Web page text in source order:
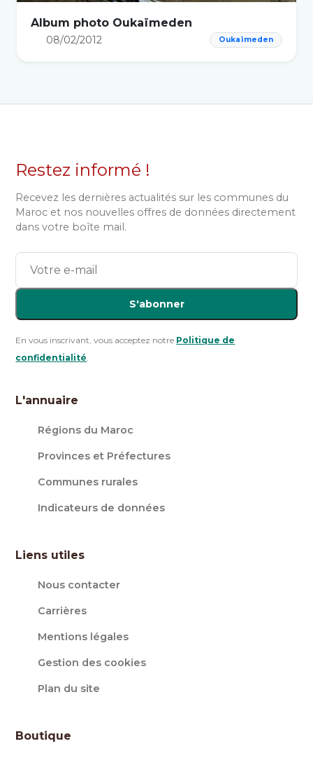
Album photo Oukaïmeden
08/02/2012 Oukaïmeden
Restez informé !
Recevez les dernières actualités sur les communes du
Maroc et nos nouvelles offres de données directement
dans votre boîte mail.
S'abonner
En vous inscrivant, vous acceptez notre Politique de
confidentialité.
L'annuaire
Régions du Maroc
Provinces et Préfectures
Communes rurales
Indicateurs de données
Liens utiles
Nous contacter
Carrières
Mentions légales
Gestion des cookies
Plan du site
Boutique